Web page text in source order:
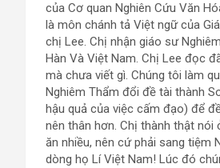
của Cơ quan Nghiên Cứu Văn
là môn chánh tả Việt ngữ của
chị Lee. Chị nhận giáo sư
Hàn Và Việt Nam. Chị Lee đọc
mà chưa viết gì. Chúng tôi làm
Nghiêm Thẩm đổi đề tài thành
hậu quả của việc cấm đạo) để
nên thân hơn. Chị thành thật nói
ăn nhiều, nên cứ phải sang
dòng họ Lí Việt Nam! Lúc đó